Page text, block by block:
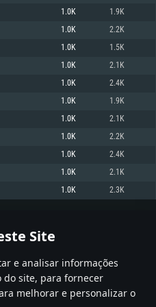
Site
e analisar informações
do site, para fornecer
melhorar e personalizar o
Radeon 77XX / NVIDIA GeForce
720p
equivalentes AMD/Nvidia para Mac.
suporte Metal.
mais recentes (não mais de 6
mais recentes com suporte
mínima suportada: 720p.
mais recentes (não mais de 6
570) com os drivers mais recentes
1.0K 1.9K
1.0K 2.2K
1.0K 1.5K
1.0K 2.1K
1.0K 2.4K
1.0K 1.9K
1.0K 2.1K
1.0K 2.2K
1.0K 2.4K
1.0K 2.1K
1.0K 2.3K